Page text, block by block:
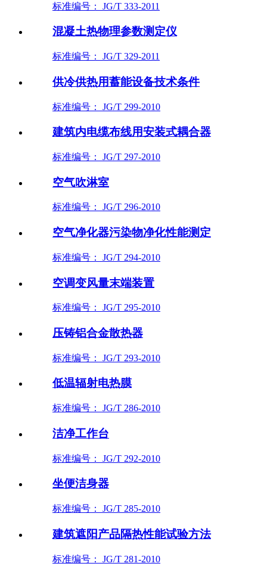
标准编号： JG/T 333-2011
混凝土热物理参数测定仪
标准编号： JG/T 329-2011
供冷供热用蓄能设备技术条件
标准编号： JG/T 299-2010
建筑内电缆布线用安装式耦合器
标准编号： JG/T 297-2010
空气吹淋室
标准编号： JG/T 296-2010
空气净化器污染物净化性能测定
标准编号： JG/T 294-2010
空调变风量末端装置
标准编号： JG/T 295-2010
压铸铝合金散热器
标准编号： JG/T 293-2010
低温辐射电热膜
标准编号： JG/T 286-2010
洁净工作台
标准编号： JG/T 292-2010
坐便洁身器
标准编号： JG/T 285-2010
建筑遮阳产品隔热性能试验方法
标准编号： JG/T 281-2010